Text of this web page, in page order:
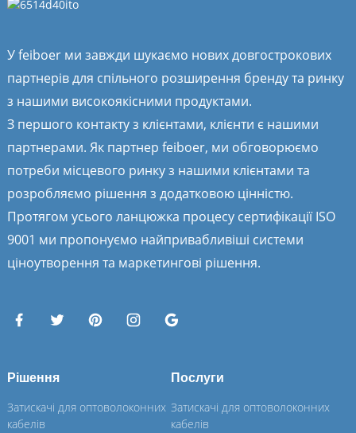
У feiboer ми завжди шукаємо нових довгострокових
партнерів для спільного розширення бренду та ринку
з нашими високоякісними продуктами.
З першого контакту з клієнтами, клієнти є нашими
партнерами. Як партнер feiboer, ми обговорюємо
потреби місцевого ринку з нашими клієнтами та
розробляємо рішення з додатковою цінністю.
Протягом усього ланцюжка процесу сертифікації ISO
9001 ми пропонуємо найпривабливіші системи
ціноутворення та маркетингові рішення.
Рішення
Затискачі для оптоволоконних
кабелів
Послуги
Затискачі для оптоволоконних
кабелів